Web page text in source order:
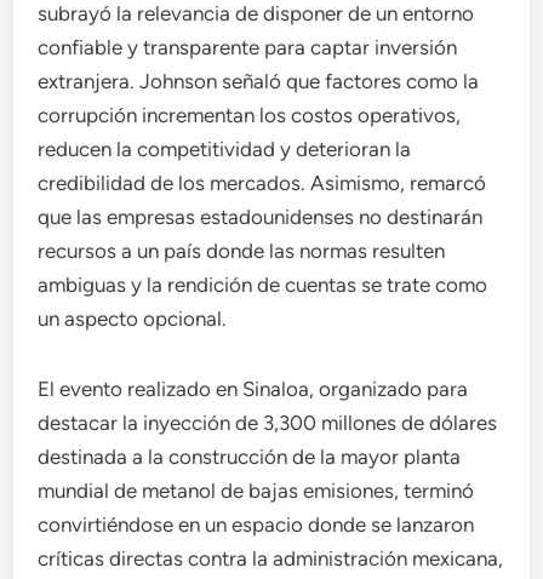
subrayó la relevancia de disponer de un entorno
confiable y transparente para captar inversión
extranjera. Johnson señaló que factores como la
corrupción incrementan los costos operativos,
reducen la competitividad y deterioran la
credibilidad de los mercados. Asimismo, remarcó
que las empresas estadounidenses no destinarán
recursos a un país donde las normas resulten
ambiguas y la rendición de cuentas se trate como
un aspecto opcional.
El evento realizado en Sinaloa, organizado para
destacar la inyección de 3,300 millones de dólares
destinada a la construcción de la mayor planta
mundial de metanol de bajas emisiones, terminó
convirtiéndose en un espacio donde se lanzaron
críticas directas contra la administración mexicana,